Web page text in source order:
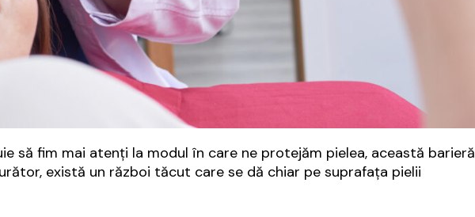
să fim mai atenți la modul în care ne protejăm pielea, această barieră
există un război tăcut care se dă chiar pe suprafața pielii